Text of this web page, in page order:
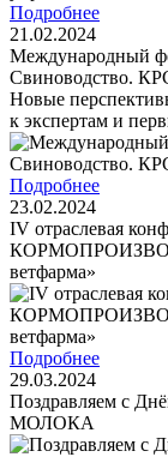
Подробнее
21.02.2024
Международный
Свиноводство.
Новые
к экспертам и
Подробнее
23.02.2024
IV отраслевая
ветфарма»
Подробнее
29.03.2024
Поздравляем с
МОЛОКА